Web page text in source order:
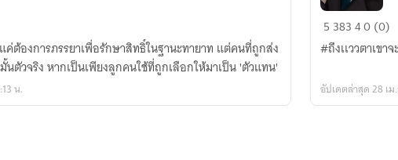
ค่ต้องการภรรยาเพื่อรักษาสิทธิ์ในฐานะทายาท แต่คนที่ถูกส่ง
ตัวจริง หากเป็นเพียงลูกคนใช้ที่ถูกเลือกให้มาเป็น 'ตัวแทน'
น.
นาย
จอส์น
คลั่ง
5 38340 (0)
#ถึงเเววตาเขา
อัปเดตล่าสุด 28 เ